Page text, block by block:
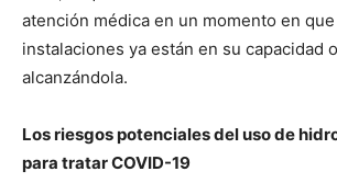
I've read and accept the Privacy Policy .
atención médica en un momento en
instalaciones ya están en su capacidad
alcanzándola.
Los riesgos potenciales del uso de
para tratar COVID-19